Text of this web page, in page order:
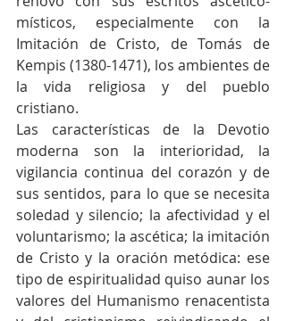
místicos, especialmente con la
Imitación de Cristo, de Tomás de
Kempis (1380-1471), los ambientes de
la vida religiosa y del pueblo
cristiano.
Las características de la Devotio
moderna son la interioridad, la
vigilancia continua del corazón y de
sus sentidos, para lo que se necesita
soledad y silencio; la afectividad y el
voluntarismo; la ascética; la imitación
de Cristo y la oración metódica: ese
tipo de espiritualidad quiso aunar los
valores del Humanismo renacentista